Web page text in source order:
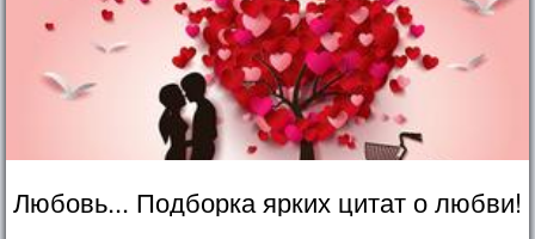
Любовь... Подборка ярких цитат о любви!